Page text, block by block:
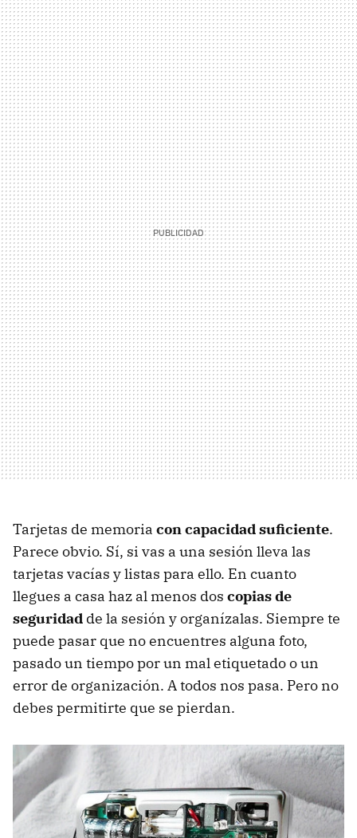
Tarjetas de memoria con capacidad suficiente.
Parece obvio. Sí, si vas a una sesión lleva las
tarjetas vacías y listas para ello. En cuanto
llegues a casa haz al menos dos copias de
seguridad de la sesión y organízalas. Siempre te
puede pasar que no encuentres alguna foto,
pasado un tiempo por un mal etiquetado o un
error de organización. A todos nos pasa. Pero no
debes permitirte que se pierdan.